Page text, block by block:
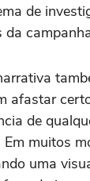
de
da
afastar
de
muitos
uma